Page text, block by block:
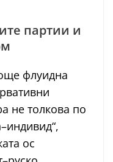
партии и
флуидна
не толкова по
ос